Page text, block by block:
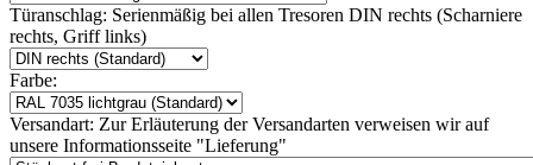
Türanschlag: Serienmäßig bei allen Tresoren DIN rechts (Scharniere
rechts, Griff links)
Farbe:
Versandart: Zur Erläuterung der Versandarten verweisen wir auf
unsere Informationsseite "Lieferung"